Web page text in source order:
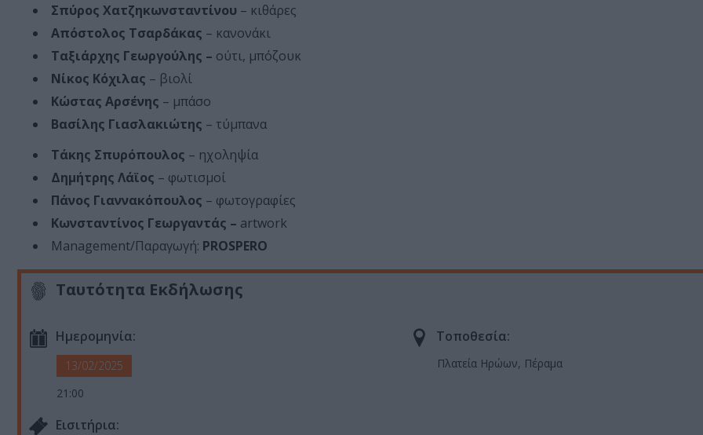
Σπύρος Χατζηκωνσταντίνου – κιθάρες
Απόστολος Τσαρδάκας – κανονάκι
Ταξιάρχης Γεωργούλης – ούτι, μπόζουκ
Νίκος Κόχιλας – βιολί
Κώστας Αρσένης – μπάσο
Βασίλης Γιασλακιώτης – τύμπανα
Τάκης Σπυρόπουλος – ηχοληψία
Δημήτρης Λάϊος – φωτισμοί
Πάνος Γιαννακόπουλος – φωτογραφίες
Κωνσταντίνος Γεωργαντάς – artwork
Management/Παραγωγή: PROSPERO
Ταυτότητα Εκδήλωσης
Ημερομηνία:
13/02/2025
21:00
Τοποθεσία:
Πλατεία Ηρώων, Πέραμα
Eισιτήρια: